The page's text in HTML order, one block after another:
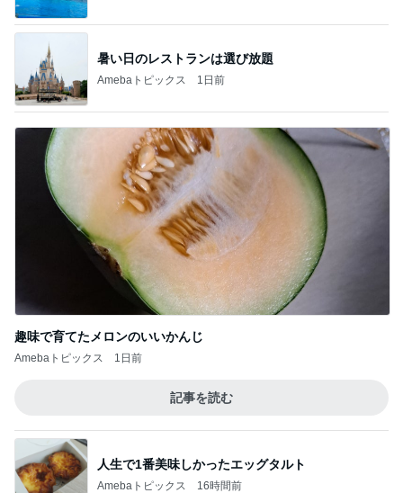
暑い日のレストランは選び放題
Amebaトピックス 1日前
趣味で育てたメロンのいいかんじ
Amebaトピックス 1日前
記事を読む
人生で1番美味しかったエッグタルト
Amebaトピックス 16時間前